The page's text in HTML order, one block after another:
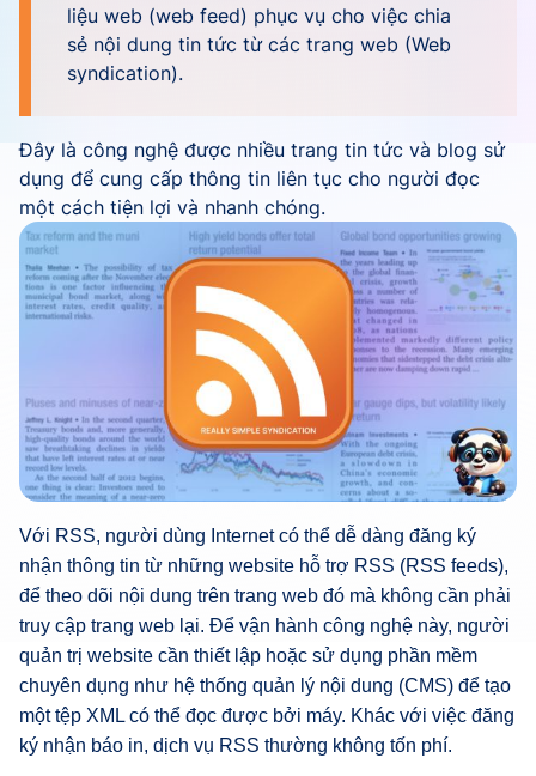
liệu web (web feed) phục vụ cho việc chia
sẻ nội dung tin tức từ các trang web (Web
syndication).
Đây là công nghệ được nhiều trang tin tức và blog sử
dụng để cung cấp thông tin liên tục cho người đọc
một cách tiện lợi và nhanh chóng.
Với RSS, người dùng Internet có thể dễ dàng đăng ký
nhận thông tin từ những website hỗ trợ RSS (RSS feeds),
để theo dõi nội dung trên trang web đó mà không cần phải
truy cập trang web lại. Để vận hành công nghệ này, người
quản trị website cần thiết lập hoặc sử dụng phần mềm
chuyên dụng như hệ thống quản lý nội dung (CMS) để tạo
một tệp XML có thể đọc được bởi máy. Khác với việc đăng
ký nhận báo in, dịch vụ RSS thường không tốn phí.